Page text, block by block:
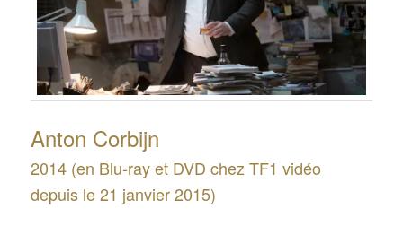
Anton Corbijn
2014 (en Blu-ray et DVD chez TF1 vidéo
depuis le 21 janvier 2015)